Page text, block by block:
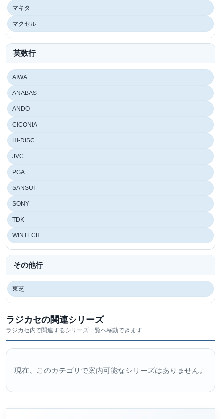
マキタ
マクセル
英数行
AIWA
ANABAS
ANDO
CICONIA
HI-DISC
JVC
PGA
SANSUI
SONY
TDK
WINTECH
その他行
東芝
ラジカセの関連シリーズ
ラジカセ内で関連するシリーズ一覧へ移動できます
現在、このカテゴリで案内可能なシリーズはありません。